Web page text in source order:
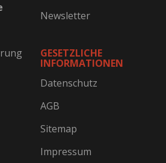
Newsletter
GESETZLICHE
INFORMATIONEN
Datenschutz
AGB
Sitemap
Impressum